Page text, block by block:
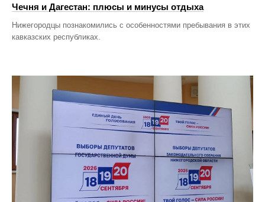
Чечня и Дагестан: плюсы и минусы отдыха
Нижегородцы познакомились с особенностями пребывания в этих
кавказских республиках.